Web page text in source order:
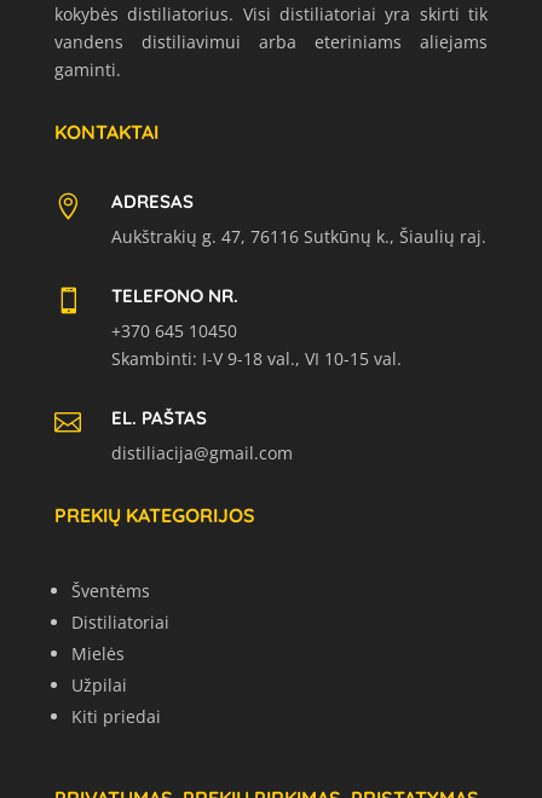
kokybės distiliatorius. Visi distiliatoriai yra skirti tik
vandens distiliavimui arba eteriniams aliejams
gaminti.
KONTAKTAI

ADRESAS
Aukštrakių g. 47, 76116 Sutkūnų k., Šiaulių raj.

TELEFONO NR.
+370 645 10450
Skambinti: I-V 9-18 val., VI 10-15 val.

EL. PAŠTAS
distiliacija@gmail.com
PREKIŲ KATEGORIJOS
Šventėms
Distiliatoriai
Mielės
Užpilai
Kiti priedai